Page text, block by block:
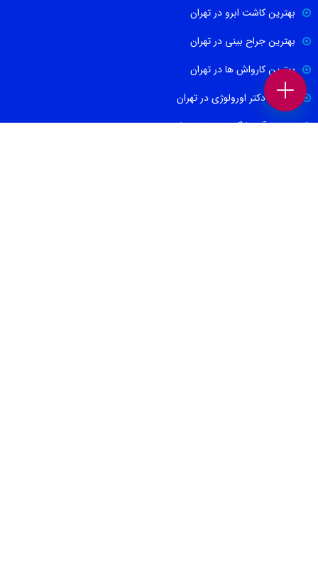
بهترین کاشت ابرو در تهران
بهترین جراح بینی در تهران
بهترین کارواش ها در تهران
بهترین دکتر اورولوژی در تهران
بهترین آموزشگاه موسیقی تهران